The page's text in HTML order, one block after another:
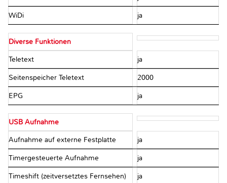
WiDi ja
Diverse Funktionen
Teletext ja
Seitenspeicher Teletext 2000
EPG ja
USB Aufnahme
Aufnahme auf externe Festplatte ja
Timergesteuerte Aufnahme ja
Timeshift (zeitversetztes Fernsehen) ja